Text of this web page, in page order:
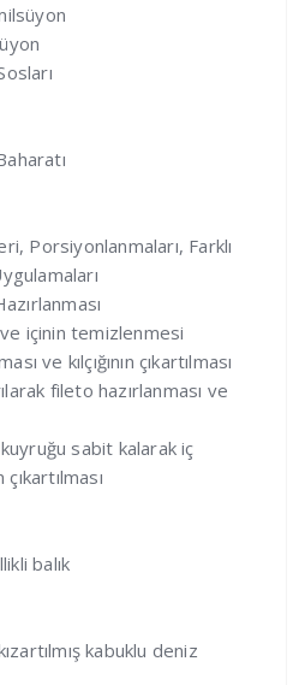
Porsiyonlanmaları, Farklı
ve içinin temizlenmesi
ve kılçığının çıkartılması
fileto hazırlanması ve
kuyruğu sabit kalarak iç
çıkartılması
balık
kabuklu deniz